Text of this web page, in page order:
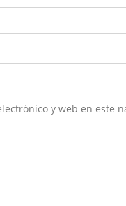
y web en este